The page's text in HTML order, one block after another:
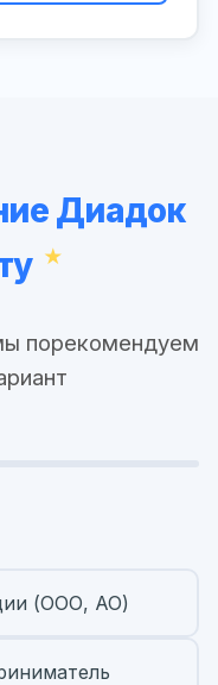
Диадок
порекомендуем
(ООО, АО)